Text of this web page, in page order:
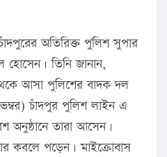
অতিরিক্ত পুলিশ সুপার
তিনি জানান,
থেকে আসা পুলিশের বাদক দল
চাঁদপুর পুলিশ লাইন এ
অনুষ্ঠানে তারা আসেন।
কবলে পড়েন। মাইক্রোবাস